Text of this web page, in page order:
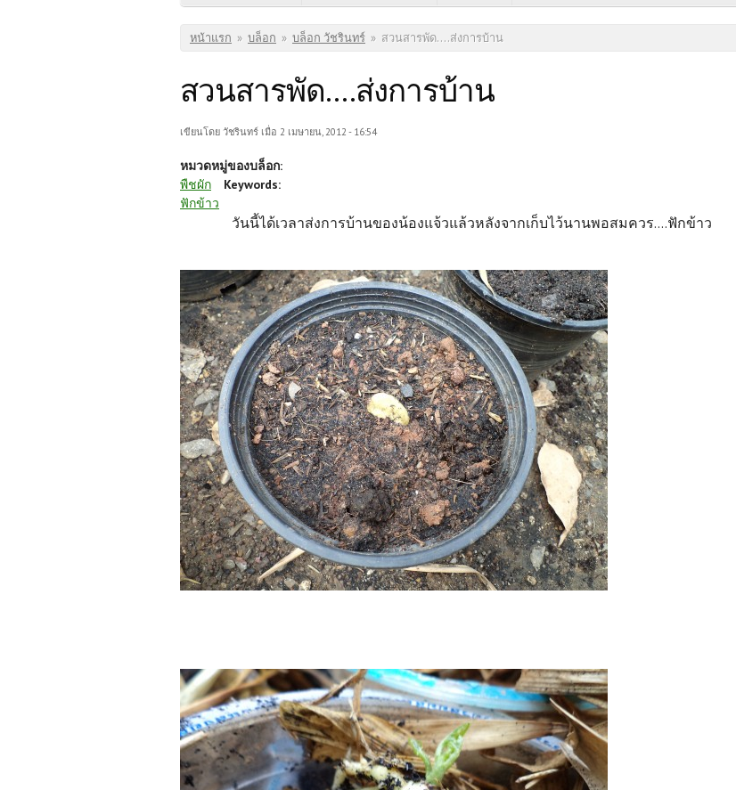
คุณอยู่ที่นี่
หน้าแรก » บล็อก » บล็อก วัชรินทร์ » สวนสารพัด....ส่งการบ้าน
สวนสารพัด....ส่งการบ้าน
เขียนโดย วัชรินทร์ เมื่อ 2 เมษายน, 2012 - 16:54
หมวดหมู่ของบล็อก:
พืชผัก
Keywords:
ฟักข้าว
วันนี้ได้เวลาส่งการบ้านของน้องแจ้วแล้วหลังจากเก็บไว้นานพอสมควร....ฟักข้าว